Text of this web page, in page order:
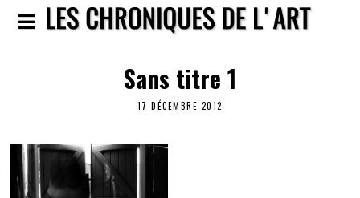
Sans titre 1
17 DÉCEMBRE 2012